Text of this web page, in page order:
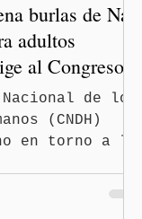
burlas de Nay
adultos
al Congreso
de los
(CNDH)
en torno a la